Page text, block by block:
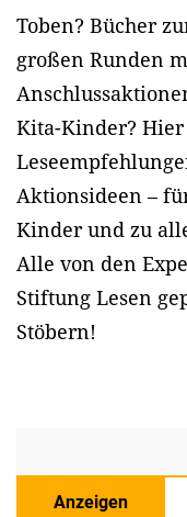
Toben? Bücher
großen Runden
Kita-Kinder?
Aktionsideen –
Kinder und zu
Alle von den
Stiftung Lesen
Stöbern!
Anzeigen